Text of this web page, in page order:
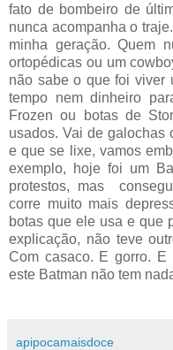
fato de bombeiro de
nunca acompanha o
minha geração. Quem
ortopédicas ou um
não sabe o que foi viver
tempo nem dinheiro
Frozen ou botas de
usados. Vai de galochas
e que se lixe, vamos
exemplo, hoje foi um
protestos, mas
corre muito mais
botas que ele usa e que
explicação, não teve
Com casaco. E gorro.
este Batman não tem
apipocamaisdoce